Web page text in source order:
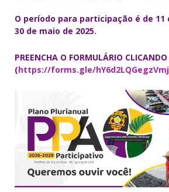
O período para participação é de 11
30 de maio de 2025.
PREENCHA O FORMULÁRIO
(https://forms.gle/